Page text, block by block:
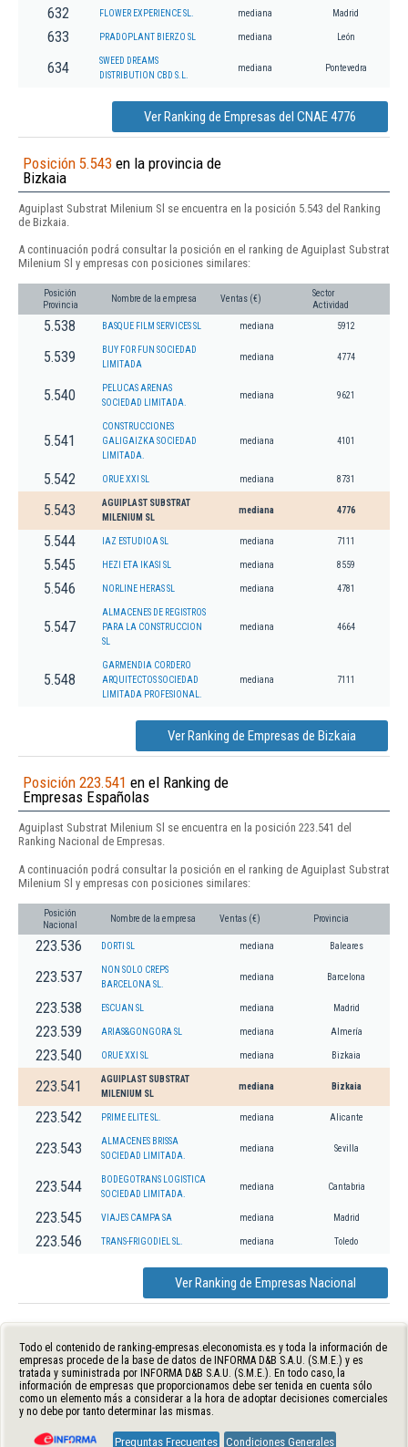
632 FLOWER EXPERIENCE SL. mediana Madrid
633 PRADOPLANT BIERZO SL mediana León
634
SWEED DREAMS
DISTRIBUTION CBD S.L.
mediana Pontevedra
Ver Ranking de Empresas del CNAE 4776
Posición 5.543 en la provincia de
Bizkaia
Aguiplast Substrat Milenium Sl se encuentra en la posición 5.543 del Ranking
de Bizkaia.
A continuación podrá consultar la posición en el ranking de Aguiplast Substrat
Milenium Sl y empresas con posiciones similares:
Posición
Provincia
Nombre de la empresa Ventas (€)
Sector
Actividad
5.538 BASQUE FILM SERVICES SL mediana 5912
5.539
BUY FOR FUN SOCIEDAD
LIMITADA
mediana 4774
5.540
PELUCAS ARENAS
SOCIEDAD LIMITADA.
mediana 9621
5.541
CONSTRUCCIONES
GALIGAIZKA SOCIEDAD
LIMITADA.
mediana 4101
5.542 ORUE XXI SL mediana 8731
5.543
AGUIPLAST SUBSTRAT
MILENIUM SL
mediana 4776
5.544 IAZ ESTUDIOA SL mediana 7111
5.545 HEZI ETA IKASI SL mediana 8559
5.546 NORLINE HERAS SL mediana 4781
5.547
ALMACENES DE REGISTROS
PARA LA CONSTRUCCION
SL
mediana 4664
5.548
GARMENDIA CORDERO
ARQUITECTOS SOCIEDAD
LIMITADA PROFESIONAL.
mediana 7111
Ver Ranking de Empresas de Bizkaia
Posición 223.541 en el Ranking de
Empresas Españolas
Aguiplast Substrat Milenium Sl se encuentra en la posición 223.541 del
Ranking Nacional de Empresas.
A continuación podrá consultar la posición en el ranking de Aguiplast Substrat
Milenium Sl y empresas con posiciones similares:
Posición
Nacional
Nombre de la empresa Ventas (€) Provincia
223.536 DORTI SL mediana Baleares
223.537
NON SOLO CREPS
BARCELONA SL.
mediana Barcelona
223.538 ESCUAN SL mediana Madrid
223.539 ARIAS&GONGORA SL mediana Almería
223.540 ORUE XXI SL mediana Bizkaia
223.541
AGUIPLAST SUBSTRAT
MILENIUM SL
mediana Bizkaia
223.542 PRIME ELITE SL. mediana Alicante
223.543
ALMACENES BRISSA
SOCIEDAD LIMITADA.
mediana Sevilla
223.544
BODEGOTRANS LOGISTICA
SOCIEDAD LIMITADA.
mediana Cantabria
223.545 VIAJES CAMPA SA mediana Madrid
223.546 TRANS-FRIGODIEL SL. mediana Toledo
Ver Ranking de Empresas Nacional
Todo el contenido de ranking-empresas.eleconomista.es y toda la información de
empresas procede de la base de datos de INFORMA D&B S.A.U. (S.M.E.) y es
tratada y suministrada por INFORMA D&B S.A.U. (S.M.E.). En todo caso, la
información de empresas que proporcionamos debe ser tenida en cuenta sólo
como un elemento más a considerar a la hora de adoptar decisiones comerciales
y no debe por tanto determinar las mismas.
Preguntas Frecuentes Condiciones Generales